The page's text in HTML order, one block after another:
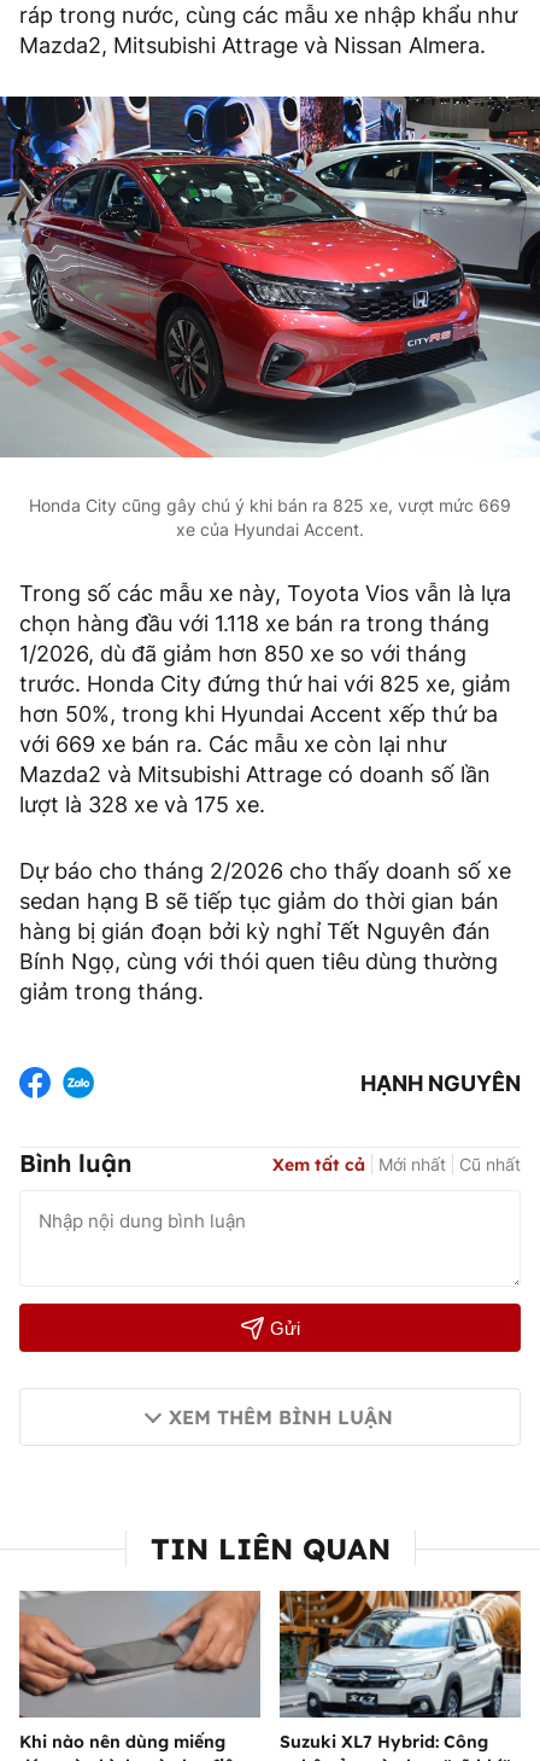
ráp trong nước, cùng các mẫu xe nhập khẩu như
Mazda2, Mitsubishi Attrage và Nissan Almera.
Honda City cũng gây chú ý khi bán ra 825 xe, vượt mức 669
xe của Hyundai Accent.
Trong số các mẫu xe này, Toyota Vios vẫn là lựa
chọn hàng đầu với 1.118 xe bán ra trong tháng
1/2026, dù đã giảm hơn 850 xe so với tháng
trước. Honda City đứng thứ hai với 825 xe, giảm
hơn 50%, trong khi Hyundai Accent xếp thứ ba
với 669 xe bán ra. Các mẫu xe còn lại như
Mazda2 và Mitsubishi Attrage có doanh số lần
lượt là 328 xe và 175 xe.
Dự báo cho tháng 2/2026 cho thấy doanh số xe
sedan hạng B sẽ tiếp tục giảm do thời gian bán
hàng bị gián đoạn bởi kỳ nghỉ Tết Nguyên đán
Bính Ngọ, cùng với thói quen tiêu dùng thường
giảm trong tháng.
HẠNH NGUYÊN
Bình luận Xem tất cả Mới nhất Cũ nhất
Gửi
XEM THÊM BÌNH LUẬN
TIN LIÊN QUAN
Khi nào nên dùng miếng
Suzuki XL7 Hybrid: Công